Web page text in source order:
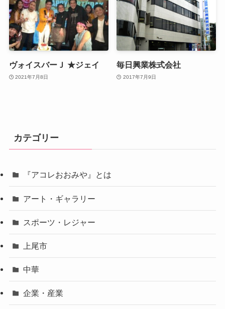
ヴォイスバーＪ ★ジェイ
2021年7月8日
毎日興業株式会社
2017年7月9日
カテゴリー
『アコレおおみや』とは
アート・ギャラリー
スポーツ・レジャー
上尾市
中華
企業・産業